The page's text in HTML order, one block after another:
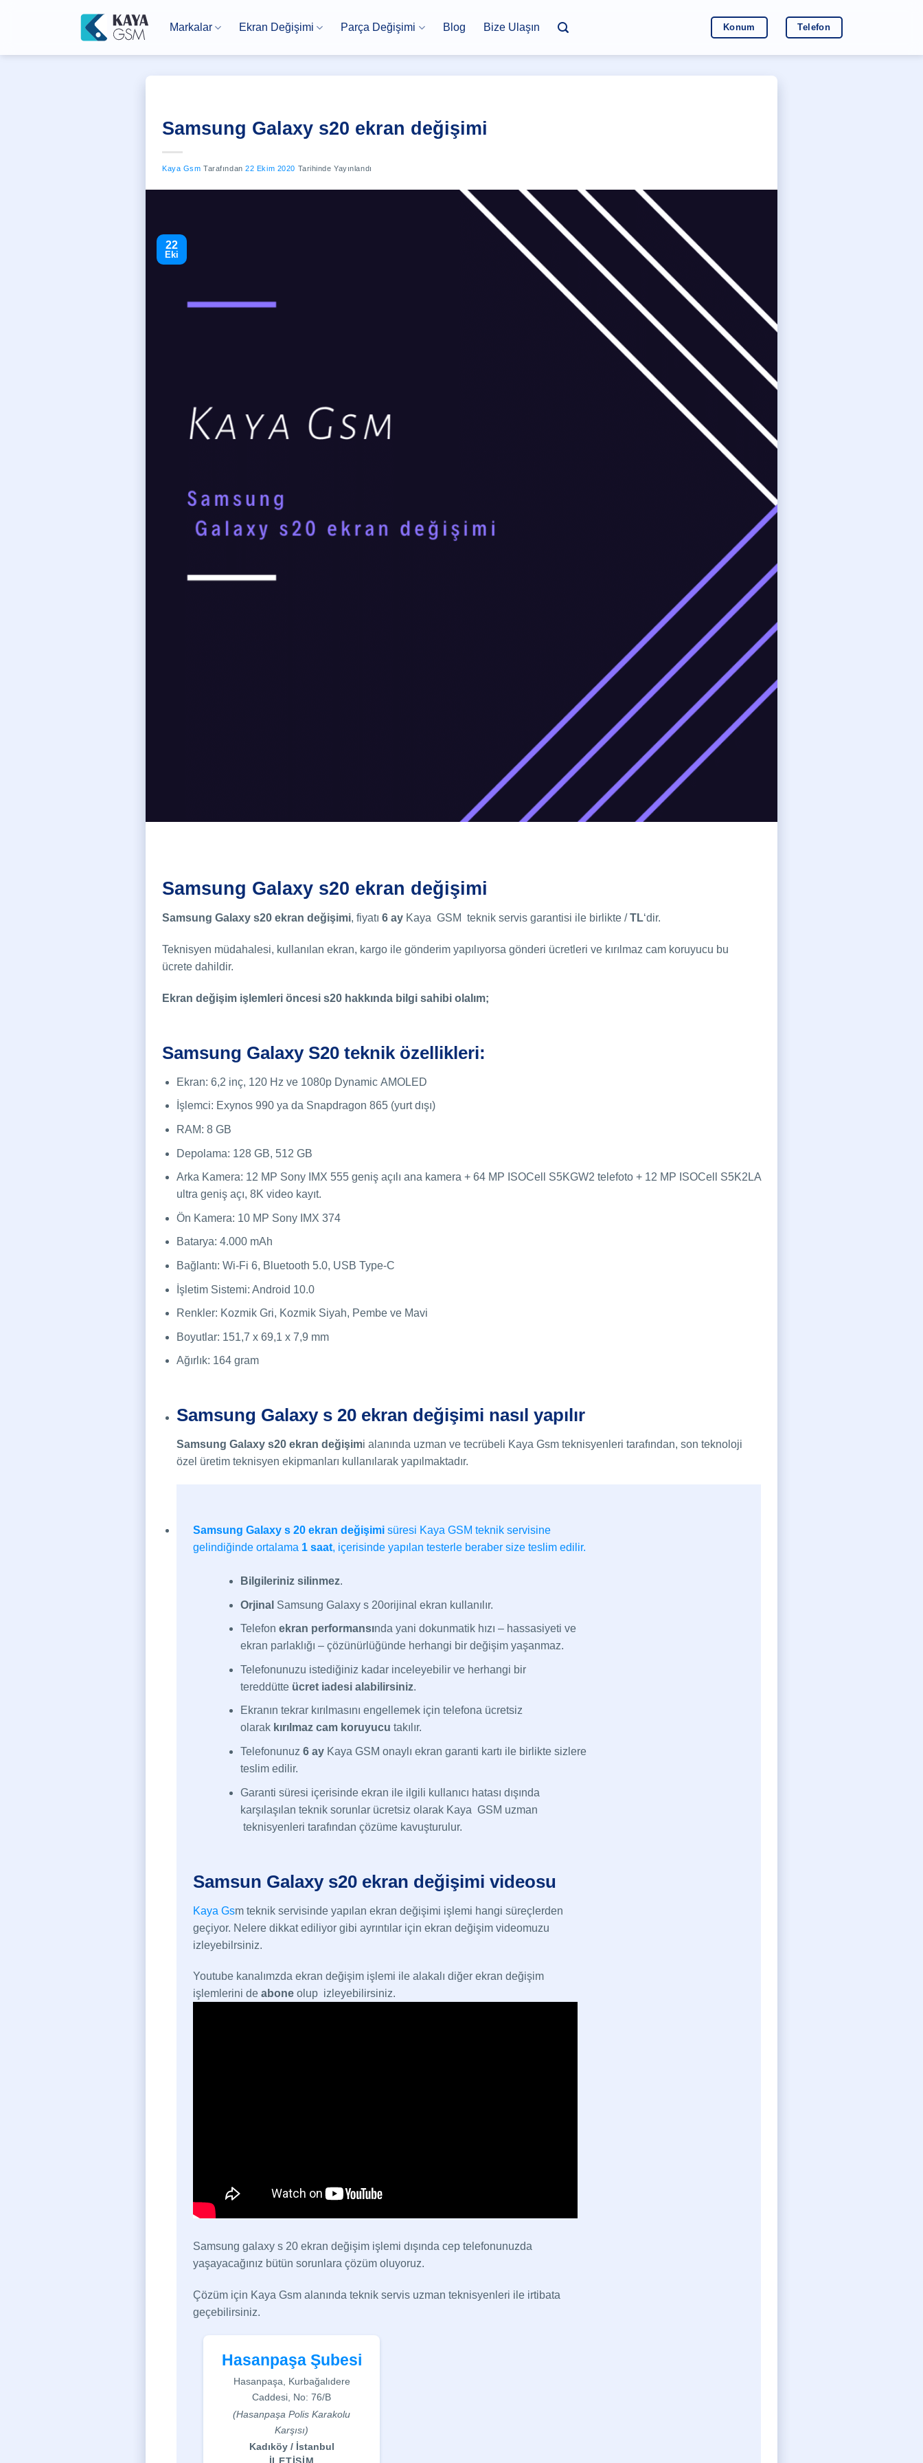
Markalar Ekran Değişimi Parça Değişimi Blog Bize Ulaşın Konum Telefon
Samsung Galaxy s20 ekran değişimi
Kaya Gsm Tarafından 22 Ekim 2020 Tarihinde Yayınlandı
22
Eki
Samsung Galaxy s20 ekran değişimi
Samsung Galaxy s20 ekran değişimi, fiyatı 6 ay Kaya GSM teknik servis garantisi ile birlikte /TL‘dir.
Teknisyen müdahalesi, kullanılan ekran, kargo ile gönderim yapılıyorsa gönderi ücretleri ve kırılmaz cam koruyucu bu
ücrete dahildir.
Ekran değişim işlemleri öncesi s20 hakkında bilgi sahibi olalım;
Samsung Galaxy S20 teknik özellikleri:
Ekran: 6,2 inç, 120 Hz ve 1080p Dynamic AMOLED
İşlemci: Exynos 990 ya da Snapdragon 865 (yurt dışı)
RAM: 8 GB
Depolama: 128 GB, 512 GB
Arka Kamera: 12 MP Sony IMX 555 geniş açılı ana kamera + 64 MP ISOCell S5KGW2 telefoto + 12 MP ISOCell S5K2LA
ultra geniş açı, 8K video kayıt.
Ön Kamera: 10 MP Sony IMX 374
Batarya: 4.000 mAh
Bağlantı: Wi-Fi 6, Bluetooth 5.0, USB Type-C
İşletim Sistemi: Android 10.0
Renkler: Kozmik Gri, Kozmik Siyah, Pembe ve Mavi
Boyutlar: 151,7 x 69,1 x 7,9 mm
Ağırlık: 164 gram
Samsung Galaxy s 20 ekran değişimi nasıl yapılır
Samsung Galaxy s20 ekran değişimi alanında uzman ve tecrübeli Kaya Gsm teknisyenleri tarafından, son teknoloji
özel üretim teknisyen ekipmanları kullanılarak yapılmaktadır.
Samsung Galaxy s 20 ekran değişimisüresi Kaya GSM teknik servisine
gelindiğinde ortalama 1 saat, içerisinde yapılan testerle beraber size teslim edilir.
Bilgileriniz silinmez.
Orjinal Samsung Galaxy s 20orijinal ekran kullanılır.
Telefon ekran performansında yani dokunmatik hızı – hassasiyeti ve
ekran parlaklığı – çözünürlüğünde herhangi bir değişim yaşanmaz.
Telefonunuzu istediğiniz kadar inceleyebilir ve herhangi bir
tereddütte ücret iadesi alabilirsiniz.
Ekranın tekrar kırılmasını engellemek için telefona ücretsiz
olarak kırılmaz cam koruyucu takılır.
Telefonunuz 6 ay Kaya GSM onaylı ekran garanti kartı ile birlikte sizlere
teslim edilir.
Garanti süresi içerisinde ekran ile ilgili kullanıcı hatası dışında
karşılaşılan teknik sorunlar ücretsiz olarak Kaya GSM uzman
teknisyenleri tarafından çözüme kavuşturulur.
Samsun Galaxy s20 ekran değişimi videosu
Kaya Gsm teknik servisinde yapılan ekran değişimi işlemi hangi süreçlerden
geçiyor. Nelere dikkat ediliyor gibi ayrıntılar için ekran değişim videomuzu
izleyebilrsiniz.
Youtube kanalımzda ekran değişim işlemi ile alakalı diğer ekran değişim
işlemlerini deaboneolup izleyebilirsiniz.
Samsung galaxy s 20 ekran değişim işlemi dışında cep telefonunuzda
yaşayacağınız bütün sorunlara çözüm oluyoruz.
Çözüm için Kaya Gsm alanında teknik servis uzman teknisyenleri ile irtibata
geçebilirsiniz.
Hasanpaşa Şubesi
Hasanpaşa, Kurbağalıdere
Caddesi, No: 76/B
(Hasanpaşa Polis Karakolu
Karşısı)
Kadıköy / İstanbul